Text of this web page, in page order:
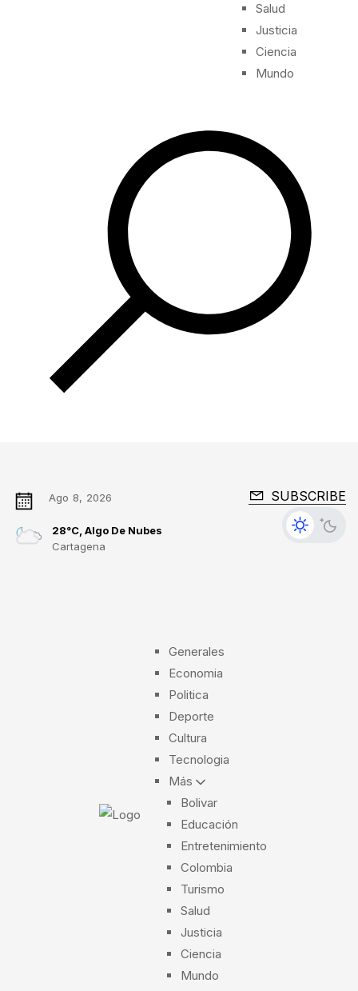
Salud
Justicia
Ciencia
Mundo
Ago 8, 2026
28°C, Algo De Nubes
Cartagena
SUBSCRIBE
Generales
Economia
Politica
Deporte
Cultura
Tecnologia
Más
Bolivar
Educación
Entretenimiento
Colombia
Turismo
Salud
Justicia
Ciencia
Mundo